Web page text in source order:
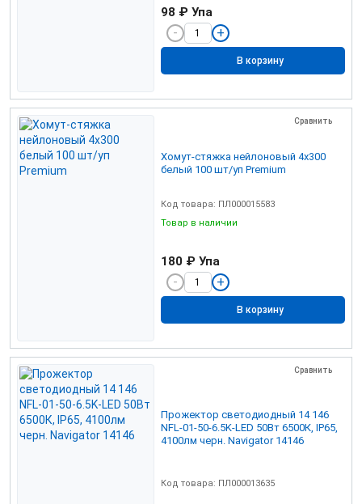
98 ₽ Упа
В корзину
Сравнить
Хомут-стяжка нейлоновый 4х300
белый 100 шт/уп Premium
Код товара: ПЛ000015583
Товар в наличии
180 ₽ Упа
В корзину
Сравнить
Прожектор светодиодный 14 146
NFL-01-50-6.5K-LED 50Вт 6500К, IP65,
4100лм черн. Navigator 14146
Код товара: ПЛ000013635